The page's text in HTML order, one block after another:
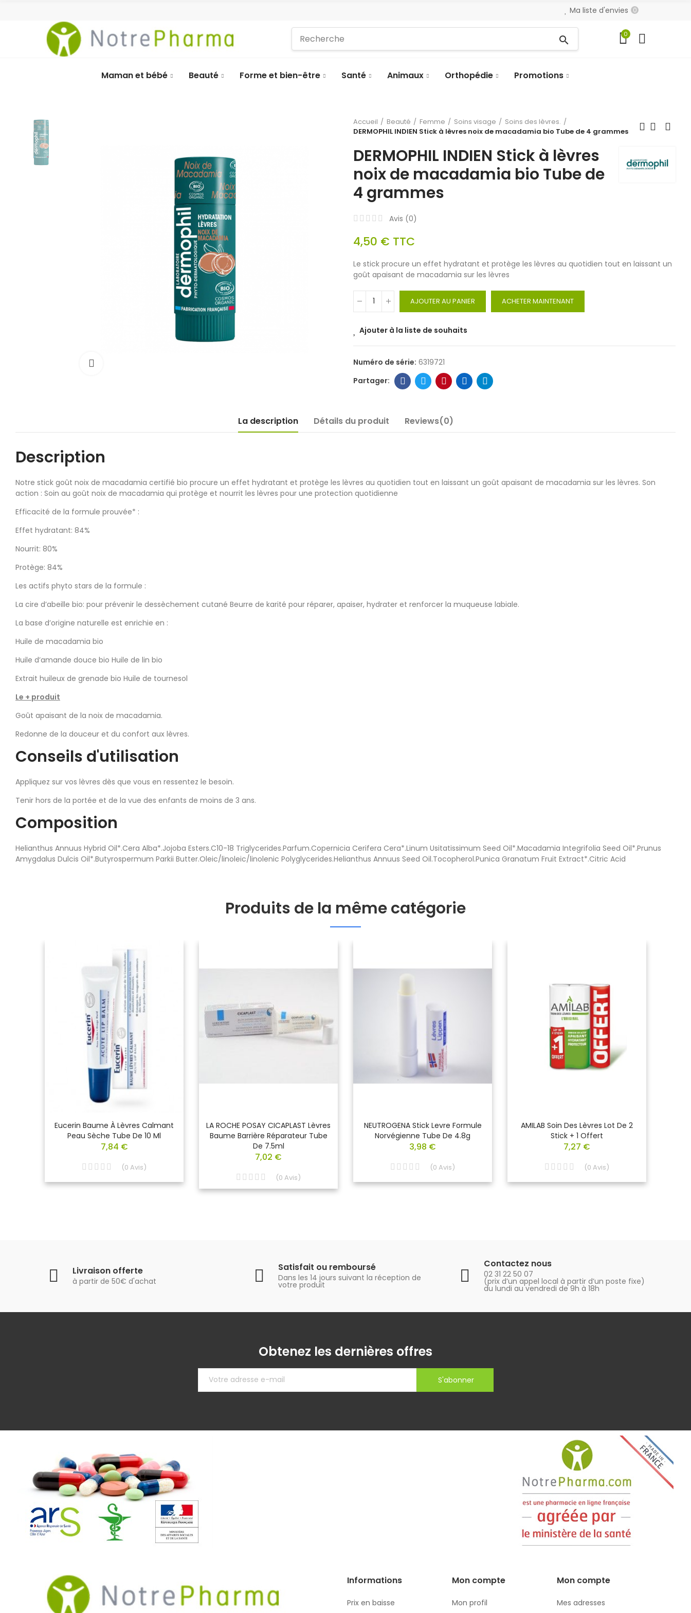
Ma liste d'envies 0
search 0
Maman et bébé Beauté Forme et bien-être Santé Animaux Orthopédie Promotions
Accueil Beauté Femme Soins visage
Soins des lèvres.
DERMOPHIL INDIEN Stick à lèvres noix de macadamia bio Tube de 4 grammes
DERMOPHIL INDIEN Stick à lèvres
noix de macadamia bio Tube de
4 grammes
Avis (0)
4,50 € TTC
Le stick procure un effet hydratant et protège les lèvres au quotidien tout en laissant un
goût apaisant de macadamia sur les lèvres
AJOUTER AU PANIER ACHETER MAINTENANT
Ajouter à la liste de souhaits
Numéro de série: 6319721
La description Détails du produit Reviews(0)
Description
Notre stick goût noix de macadamia certifié bio procure un effet hydratant et protège les lèvres au quotidien tout en laissant un goût apaisant de macadamia sur les lèvres. Son
action : Soin au goût noix de macadamia qui protège et nourrit les lèvres pour une protection quotidienne
Efficacité de la formule prouvée* :
Effet hydratant: 84%
Nourrit: 80%
Protège: 84%
Les actifs phyto stars de la formule :
La cire d’abeille bio: pour prévenir le dessèchement cutané Beurre de karité pour réparer, apaiser, hydrater et renforcer la muqueuse labiale.
La base d’origine naturelle est enrichie en :
Huile de macadamia bio
Huile d’amande douce bio Huile de lin bio
Extrait huileux de grenade bio Huile de tournesol
Le + produit
Goût apaisant de la noix de macadamia.
Redonne de la douceur et du confort aux lèvres.
Conseils d'utilisation
Appliquez sur vos lèvres dès que vous en ressentez le besoin.
Tenir hors de la portée et de la vue des enfants de moins de 3 ans.
Composition
Helianthus Annuus Hybrid Oil*.Cera Alba*.Jojoba Esters.C10-18 Triglycerides.Parfum.Copernicia Cerifera Cera*.Linum Usitatissimum Seed Oil*.Macadamia Integrifolia Seed Oil*.Prunus
Amygdalus Dulcis Oil*.Butyrospermum Parkii Butter.Oleic/linoleic/linolenic Polyglycerides.Helianthus Annuus Seed Oil.Tocopherol.Punica Granatum Fruit Extract*.Citric Acid
Produits de la même catégorie
Eucerin Baume À Lèvres Calmant
Peau Sèche Tube De 10 Ml
7,84 €
(0 Avis)
LA ROCHE POSAY CICAPLAST Lèvres
Baume Barrière Réparateur Tube
De 7.5ml
7,02 €
(0 Avis)
NEUTROGENA Stick Levre Formule
Norvégienne Tube De 4.8g
3,98 €
(0 Avis)
AMILAB Soin Des Lèvres Lot De 2
Stick + 1 Offert
7,27 €
(0 Avis)
Livraison offerte
à partir de 50€ d'achat
Satisfait ou remboursé
Dans les 14 jours suivant la réception de
votre produit
Contactez nous
02 31 22 50 07
(prix d’un appel local à partir d’un poste fixe)
du lundi au vendredi de 9h à 18h
Obtenez les dernières offres
S'abonner
Informations
Prix en baisse
Mon compte
Mon profil
Mon compte
Mes adresses